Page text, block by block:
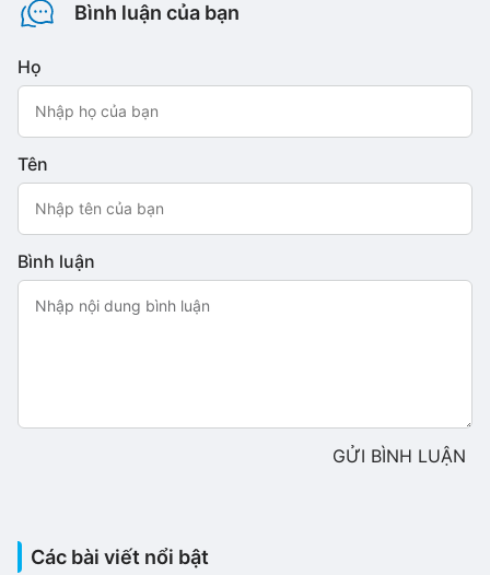
Bình luận của bạn
Họ
Tên
Bình luận
GỬI BÌNH LUẬN
Các bài viết nổi bật